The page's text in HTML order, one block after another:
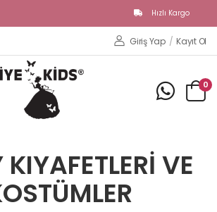
Hızlı Kargo
Giriş Yap / Kayıt Ol
0
KIYAFETLERİ VE